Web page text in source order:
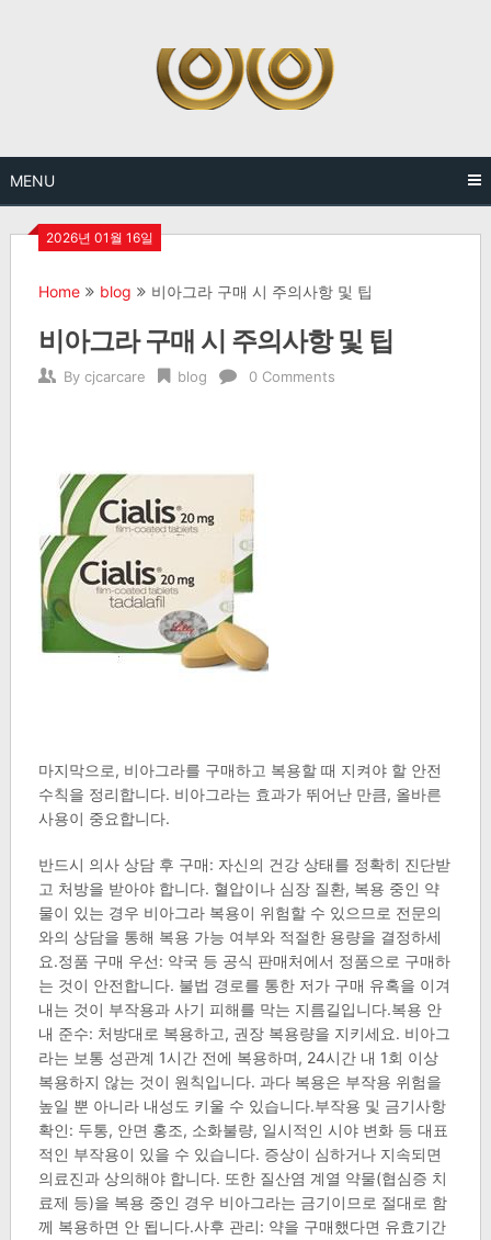
MENU
2026년 01월 16일
Home blog 비아그라 구매 시 주의사항 및 팁
비아그라 구매 시 주의사항 및 팁
By cjcarcare blog 0 Comments
마지막으로, 비아그라를 구매하고 복용할 때 지켜야 할 안전
수칙을 정리합니다. 비아그라는 효과가 뛰어난 만큼, 올바른
사용이 중요합니다.
반드시 의사 상담 후 구매: 자신의 건강 상태를 정확히 진단받
고 처방을 받아야 합니다. 혈압이나 심장 질환, 복용 중인 약
물이 있는 경우 비아그라 복용이 위험할 수 있으므로 전문의
와의 상담을 통해 복용 가능 여부와 적절한 용량을 결정하세
요.정품 구매 우선: 약국 등 공식 판매처에서 정품으로 구매하
는 것이 안전합니다. 불법 경로를 통한 저가 구매 유혹을 이겨
내는 것이 부작용과 사기 피해를 막는 지름길입니다.복용 안
내 준수: 처방대로 복용하고, 권장 복용량을 지키세요. 비아그
라는 보통 성관계 1시간 전에 복용하며, 24시간 내 1회 이상
복용하지 않는 것이 원칙입니다. 과다 복용은 부작용 위험을
높일 뿐 아니라 내성도 키울 수 있습니다.부작용 및 금기사항
확인: 두통, 안면 홍조, 소화불량, 일시적인 시야 변화 등 대표
적인 부작용이 있을 수 있습니다. 증상이 심하거나 지속되면
의료진과 상의해야 합니다. 또한 질산염 계열 약물(협심증 치
료제 등)을 복용 중인 경우 비아그라는 금기이므로 절대로 함
께 복용하면 안 됩니다.사후 관리: 약을 구매했다면 유효기간